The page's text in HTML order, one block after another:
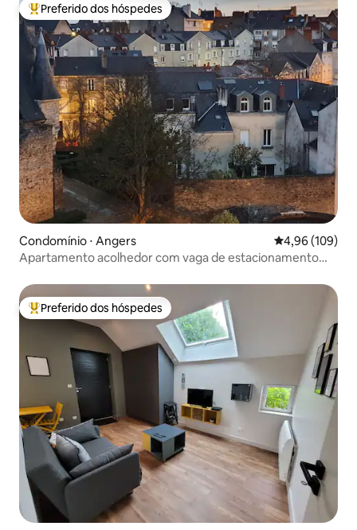
Entre os melhores preferidos dos hóspedes
Preferido dos hóspedes
Condomínio ⋅ Angers 4,96 de uma
4,96 (109)
Apartamento acolhedor com vaga de estacionamento
Entre os melhores preferidos dos hóspedes
Preferido dos hóspedes